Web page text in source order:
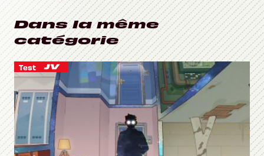
Dans la même
catégorie
Test